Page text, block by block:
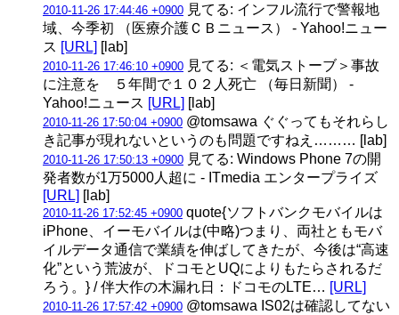
2010-11-26 17:44:46 +0900 見てる: インフル流行で警報地
域、今季初 （医療介護ＣＢニュース） - Yahoo!ニュー
ス [URL] [lab]
2010-11-26 17:46:10 +0900 見てる: ＜電気ストーブ＞事故
に注意を ５年間で１０２人死亡 （毎日新聞） -
Yahoo!ニュース [URL] [lab]
2010-11-26 17:50:04 +0900 @tomsawa ぐぐってもそれらし
き記事が現れないというのも問題ですねえ……… [lab]
2010-11-26 17:50:13 +0900 見てる: Windows Phone 7の開
発者数が1万5000人超に - ITmedia エンタープライズ
[URL] [lab]
2010-11-26 17:52:45 +0900 quote{ソフトバンクモバイルは
iPhone、イーモバイルは(中略)つまり、両社ともモバ
イルデータ通信で業績を伸ばしてきたが、今後は“高速
化”という荒波が、ドコモとUQによりもたらされるだ
ろう。} / 伴大作の木漏れ日：ドコモのLTE… [URL]
2010-11-26 17:57:42 +0900 @tomsawa IS02は確認してない